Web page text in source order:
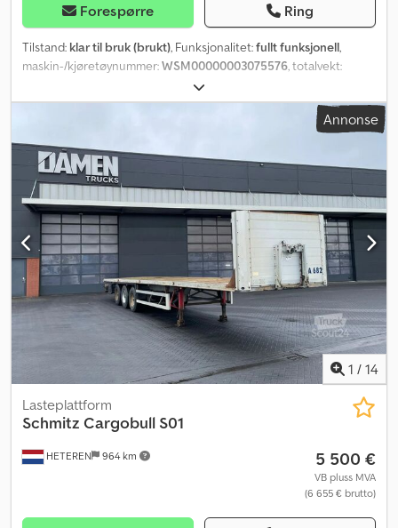
Forespørre Ring
Tilstand: klar til bruk (brukt), Funksjonalitet:fullt funksjonell,
maskin-/kjøretøynummer:WSM00000003075576 , totalvekt:
3 aksler
01/2008, dekktilstand:40 prosent, tilhengerbrems:tilhenger med
Annonse
1 / 14
HETEREN 964 km
Lasteplattform
Schmitz Cargobull S01
5 500 €
VB pluss MVA
(6 655 € brutto)